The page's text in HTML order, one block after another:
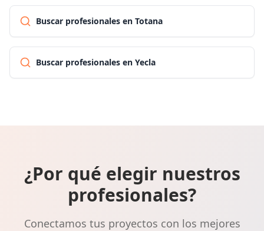
Buscar profesionales en Totana
Buscar profesionales en Yecla
¿Por qué elegir nuestros
profesionales?
Conectamos tus proyectos con los mejores